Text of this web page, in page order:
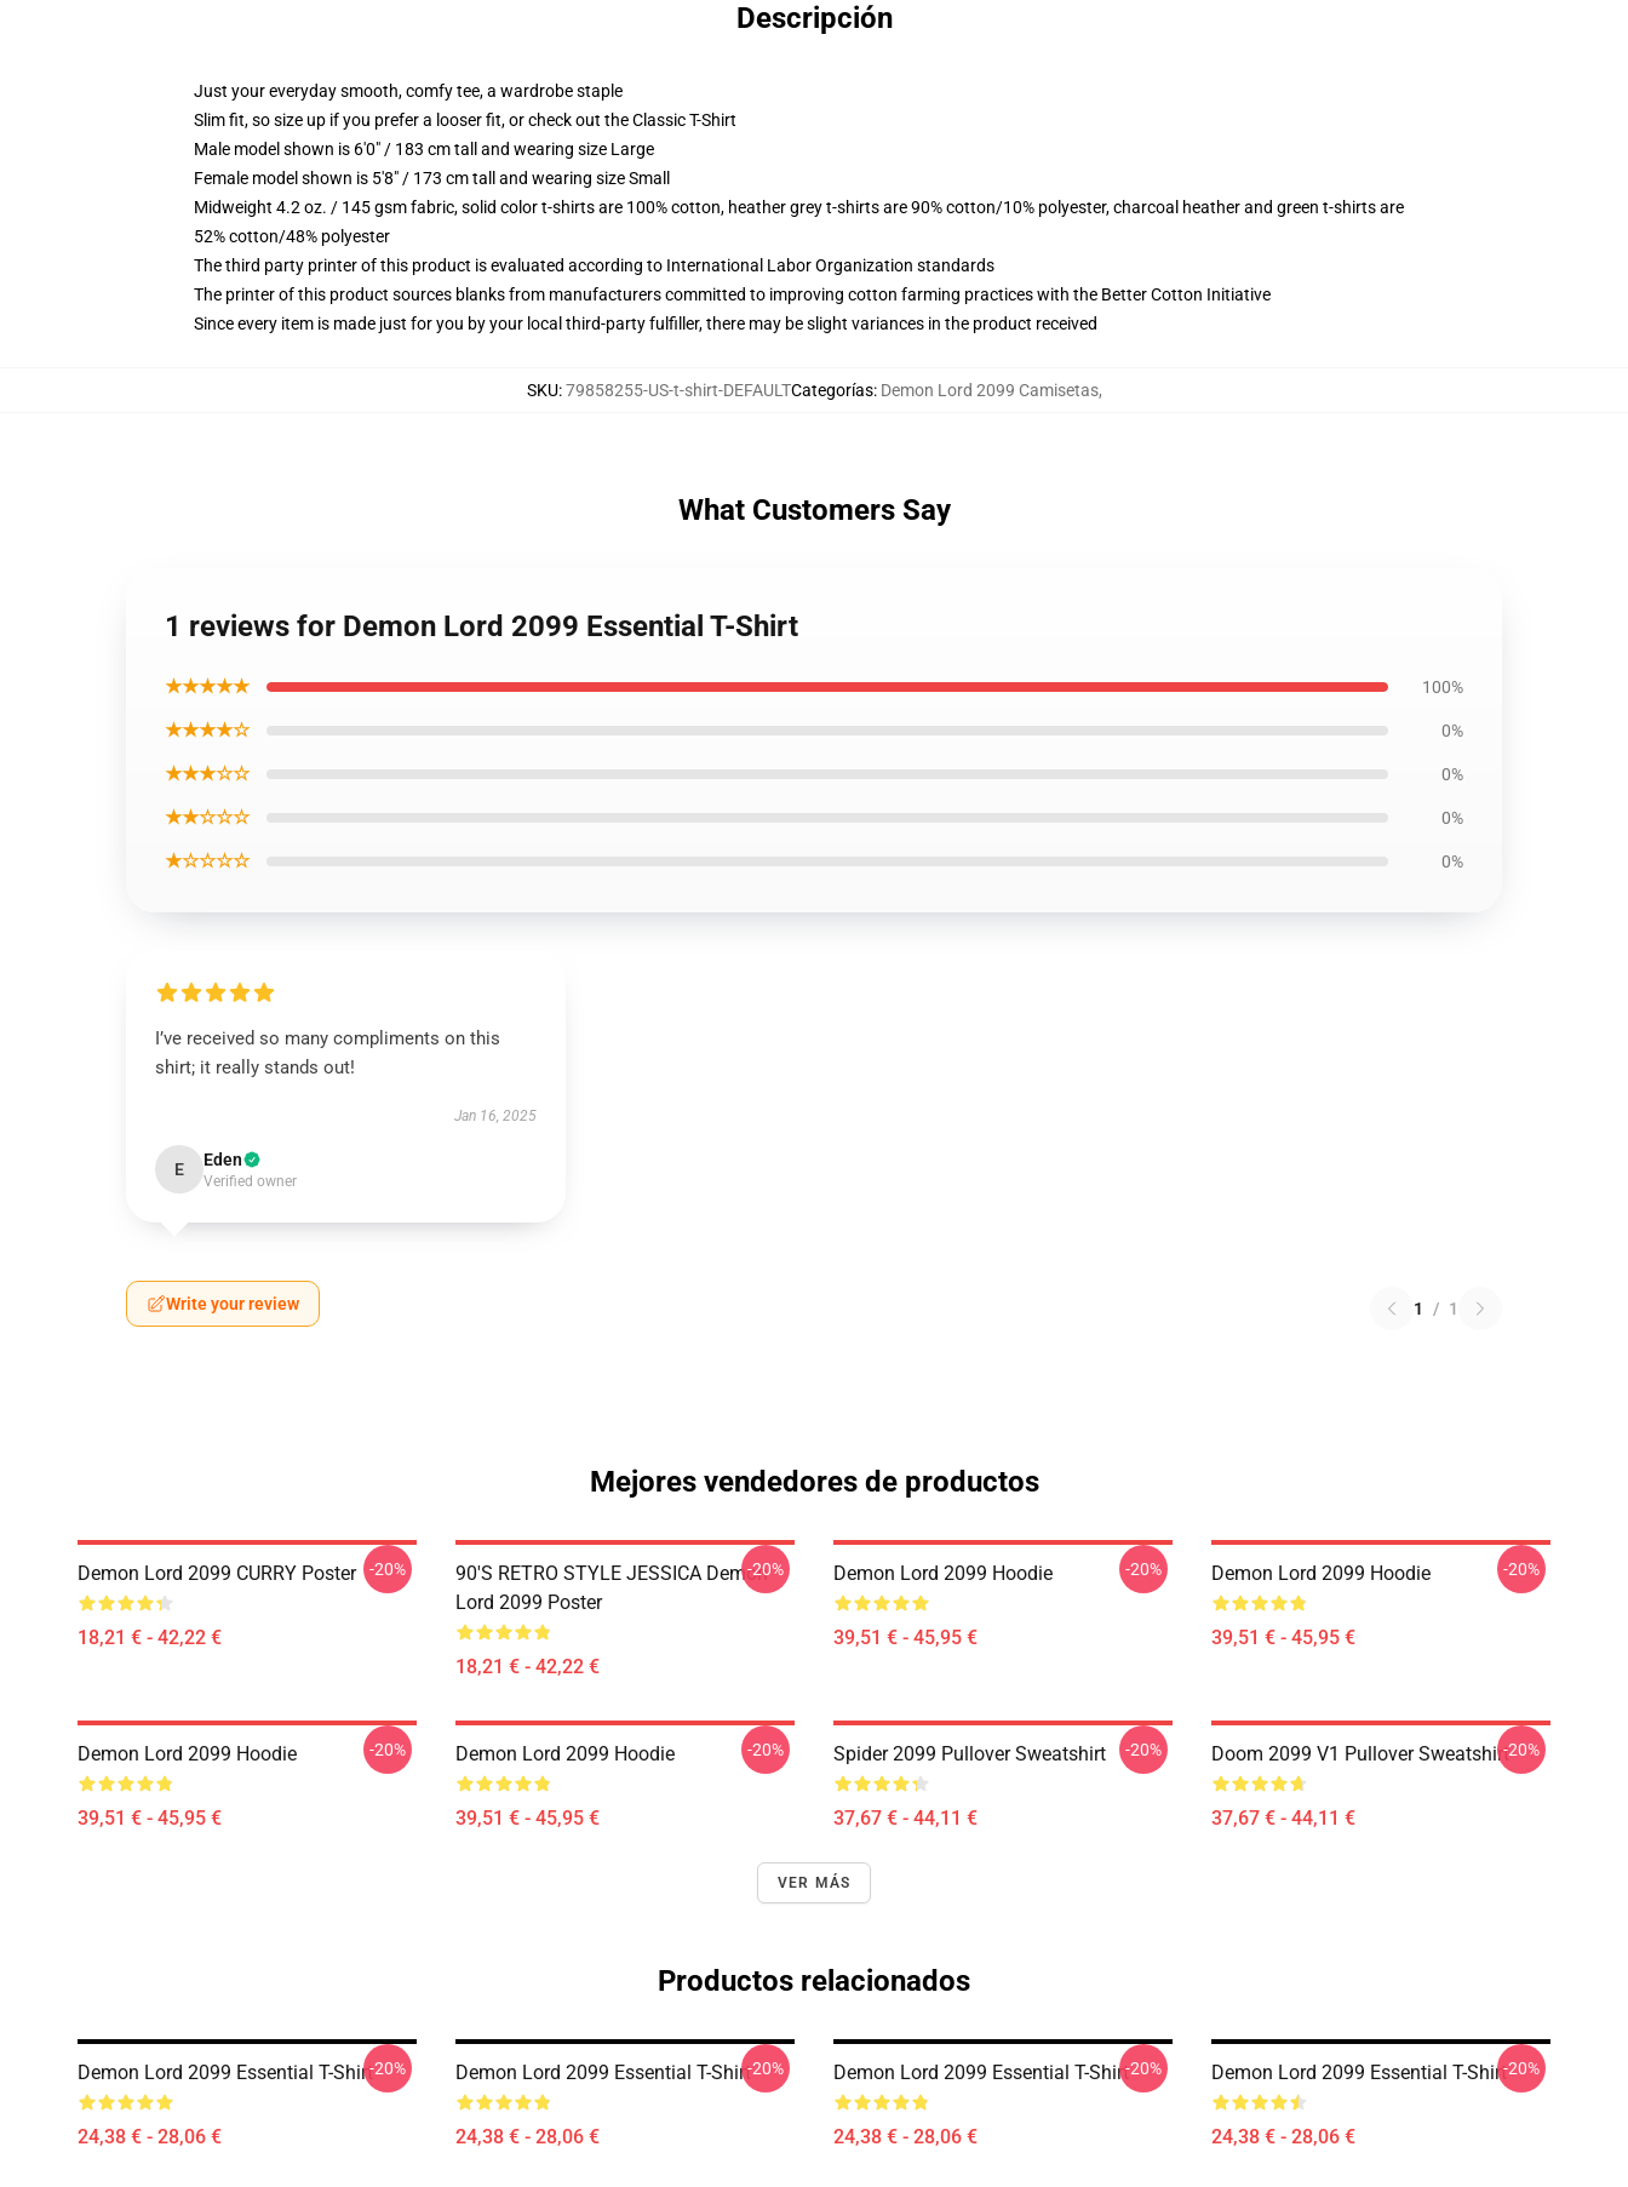
Descripción
Just your everyday smooth, comfy tee, a wardrobe staple
Slim fit, so size up if you prefer a looser fit, or check out the Classic T-Shirt
Male model shown is 6'0" / 183 cm tall and wearing size Large
Female model shown is 5'8" / 173 cm tall and wearing size Small
Midweight 4.2 oz. / 145 gsm fabric, solid color t-shirts are 100% cotton, heather grey t-shirts are 90% cotton/10% polyester, charcoal heather and green t-shirts are
52% cotton/48% polyester
The third party printer of this product is evaluated according to International Labor Organization standards
The printer of this product sources blanks from manufacturers committed to improving cotton farming practices with the Better Cotton Initiative
Since every item is made just for you by your local third-party fulfiller, there may be slight variances in the product received
SKU:79858255-US-t-shirt-DEFAULTCategorías: Demon Lord 2099 Camisetas,
What Customers Say
1 reviews for Demon Lord 2099 Essential T-Shirt
★★★★★ 100%
★★★★☆ 0%
★★★☆☆ 0%
★★☆☆☆ 0%
★☆☆☆☆ 0%
I’ve received so many compliments on this
shirt; it really stands out!
Jan 16, 2025
E Eden
Verified owner
Write your review 1 / 1
Mejores vendedores de productos
Demon Lord 2099 CURRY Poster
18,21 € - 42,22 €
-20%
90'S RETRO STYLE JESSICA Demon
Lord 2099 Poster
18,21 € - 42,22 €
-20% Demon Lord 2099 Hoodie
39,51 € - 45,95 €
-20% Demon Lord 2099 Hoodie
39,51 € - 45,95 €
-20%
Demon Lord 2099 Hoodie
39,51 € - 45,95 €
-20% Demon Lord 2099 Hoodie
39,51 € - 45,95 €
-20% Spider 2099 Pullover Sweatshirt
37,67 € - 44,11 €
-20% Doom 2099 V1 Pullover Sweatshirt
37,67 € - 44,11 €
-20%
VER MÁS
Productos relacionados
Demon Lord 2099 Essential T-Shirt
24,38 € - 28,06 €
-20% Demon Lord 2099 Essential T-Shirt
24,38 € - 28,06 €
-20% Demon Lord 2099 Essential T-Shirt
24,38 € - 28,06 €
-20% Demon Lord 2099 Essential T-Shirt
24,38 € - 28,06 €
-20%